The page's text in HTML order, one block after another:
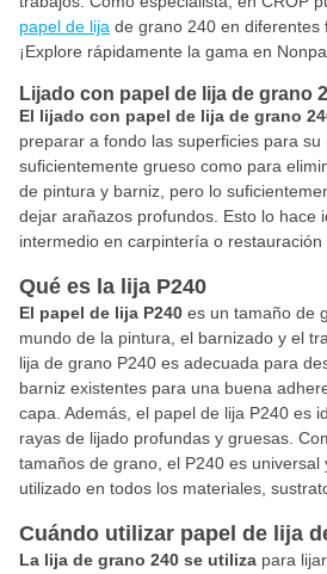
papel de lija de grano 240 en diferentes
¡Explore rápidamente la gama en
Lijado con papel de lija de grano
El lijado con papel de lija de grano
preparar a fondo las superficies para
suficientemente grueso como para
de pintura y barniz, pero lo
dejar arañazos profundos. Esto lo hace
intermedio en carpintería o restauración
Qué es la lija P240
El papel de lija P240 es un tamaño de
mundo de la pintura, el barnizado y el
lija de grano P240 es adecuada para
barniz existentes para una buena
capa. Además, el papel de lija P240 es
rayas de lijado profundas y gruesas.
tamaños de grano, el P240 es universal
utilizado en todos los materiales,
Cuándo utilizar papel de lija
La lija de grano 240 se utiliza para